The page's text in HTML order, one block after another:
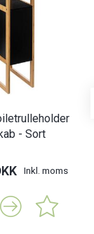
- Sort
Inkl. moms